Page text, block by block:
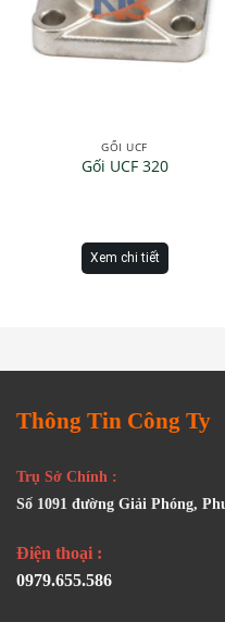
GỐI UCF
Gối UCF 320
Xem chi tiết
Thông Tin Công Ty
Trụ Sở Chính :
Số 1091 đường Giải Phóng,
Điện thoại :
0979.655.586